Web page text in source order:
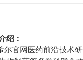
绍：
尔官网医药前沿技术